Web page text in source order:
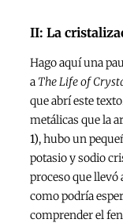
II: La
Hago aquí una
a The Life of
que abrí este
metálicas que la
1), hubo un
potasio y sodio
proceso que llevó
como podría
comprender el